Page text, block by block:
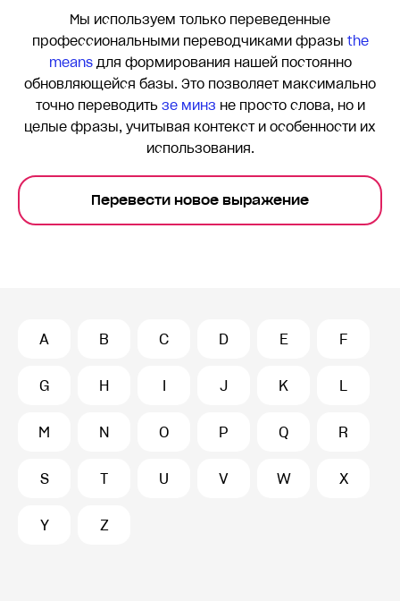
Мы используем только переведенные
профессиональными переводчиками фразы the
meansдля формирования нашей постоянно
обновляющейся базы. Это позволяет максимально
точно переводить зе минз не просто слова, но и
целые фразы, учитывая контекст и особенности их
использования.
Перевести новое выражение
A B C D E F
G H I J K L
M N O P Q R
S T U V W X
Y Z